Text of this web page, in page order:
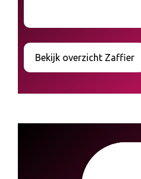
Bekijk overzicht Zaffier